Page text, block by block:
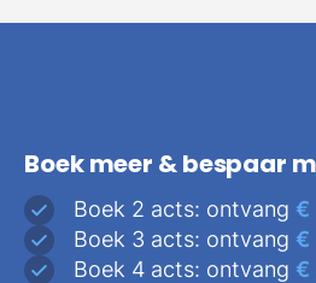
Boek meer & bespaar
Boek 2 acts: ontvang €
Boek 3 acts: ontvang €
Boek 4 acts: ontvang €